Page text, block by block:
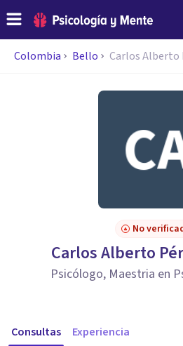
Colombia Bello Carlos Alberto
No
Carlos Alberto
Psicólogo, Maestria en
Consultas Experiencia